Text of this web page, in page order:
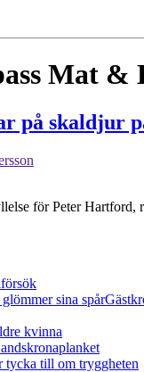
Mat &
på skaldjur
för Peter Hartford,
sina spår
kvinna
planket
tycka till om tryggheten